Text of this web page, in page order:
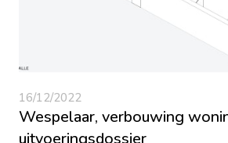
16/12/2022
Wespelaar, verbouwing
uitvoeringsdossier